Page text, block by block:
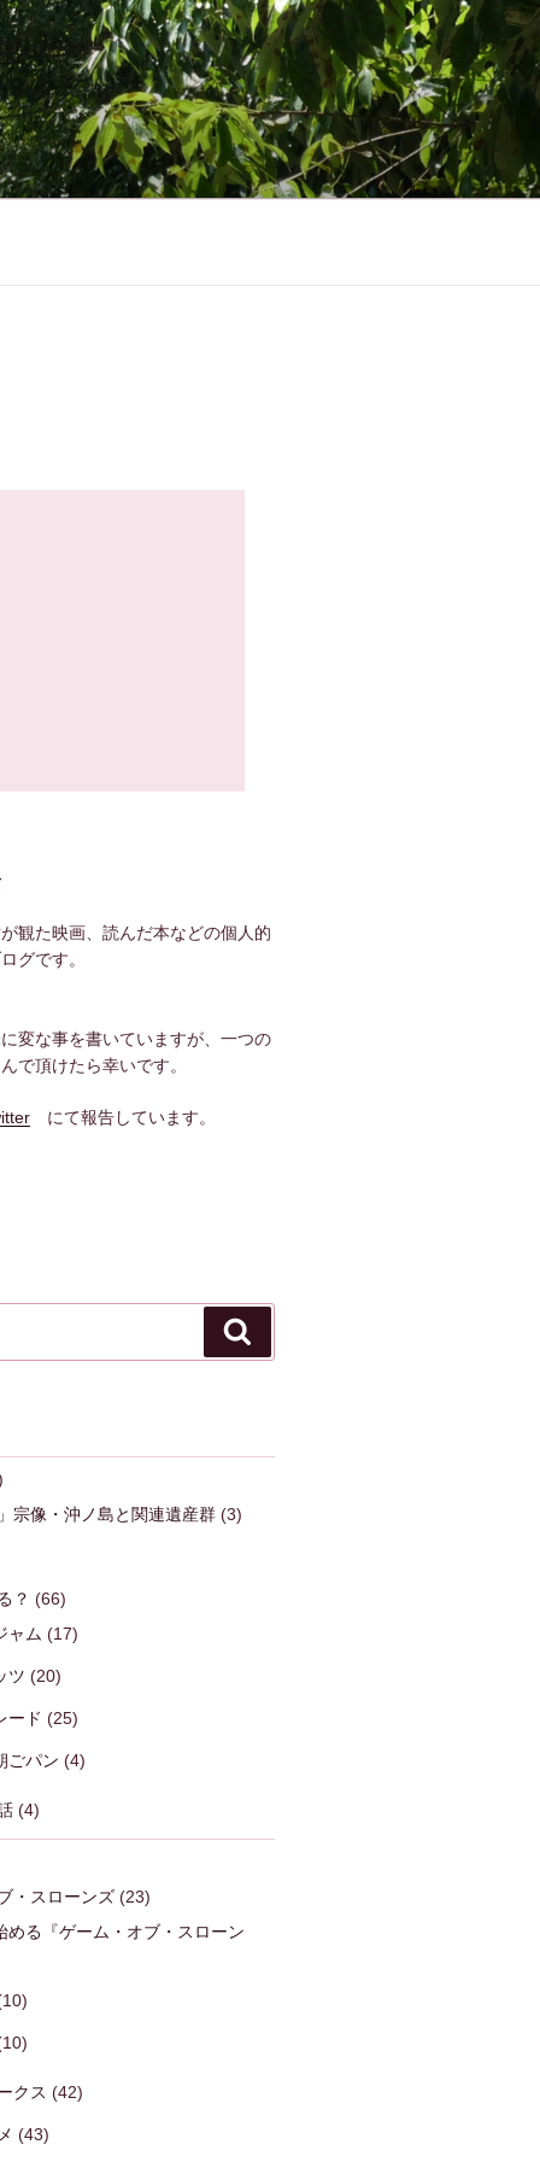
観た映画、読んだ本などの個人的
グです。
変な事を書いていますが、一つの
で頂けたら幸いです。
にて報告しています。
索
宗像・沖ノ島と関連遺産群(3)
？ (66)
ャム (17)
ツ (20)
ード (25)
ごパン (4)
(4)
・スローンズ(23)
める『ゲーム・オブ・スローン
クス (42)
(43)